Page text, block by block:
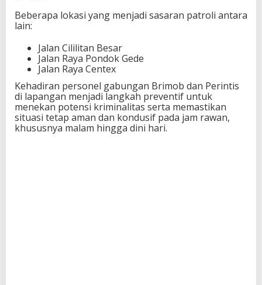
Beberapa lokasi yang menjadi sasaran patroli antara
lain:
Jalan Cililitan Besar
Jalan Raya Pondok Gede
Jalan Raya Centex
Kehadiran personel gabungan Brimob dan Perintis
di lapangan menjadi langkah preventif untuk
menekan potensi kriminalitas serta memastikan
situasi tetap aman dan kondusif pada jam rawan,
khususnya malam hingga dini hari.